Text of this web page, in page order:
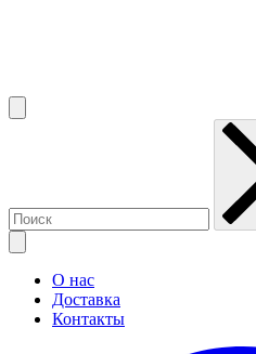
О нас
Доставка
Контакты